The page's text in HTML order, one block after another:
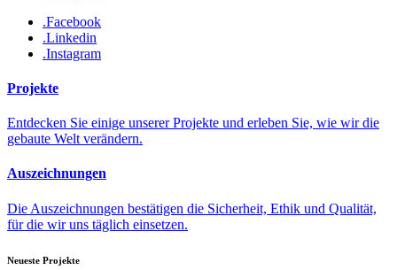
.Facebook
.Linkedin
.Instagram
Projekte
Entdecken Sie einige unserer Projekte und erleben Sie, wie wir die
gebaute Welt verändern.
Auszeichnungen
Die Auszeichnungen bestätigen die Sicherheit, Ethik und Qualität,
für die wir uns täglich einsetzen.
Neueste Projekte